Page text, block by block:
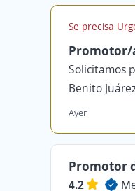
Se precisa
Promotor/
Solicitamos
Benito
Ayer
Promotor
4.2